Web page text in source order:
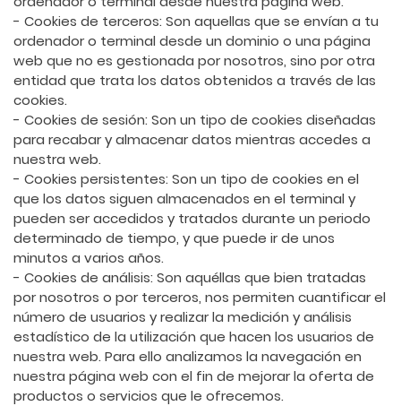
- Cookies de terceros: Son aquellas que se envían a tu
ordenador o terminal desde un dominio o una página
web que no es gestionada por nosotros, sino por otra
entidad que trata los datos obtenidos a través de las
cookies.
- Cookies de sesión: Son un tipo de cookies diseñadas
para recabar y almacenar datos mientras accedes a
nuestra web.
- Cookies persistentes: Son un tipo de cookies en el
que los datos siguen almacenados en el terminal y
pueden ser accedidos y tratados durante un periodo
determinado de tiempo, y que puede ir de unos
minutos a varios años.
- Cookies de análisis: Son aquéllas que bien tratadas
por nosotros o por terceros, nos permiten cuantificar el
número de usuarios y realizar la medición y análisis
estadístico de la utilización que hacen los usuarios de
nuestra web. Para ello analizamos la navegación en
nuestra página web con el fin de mejorar la oferta de
productos o servicios que le ofrecemos.